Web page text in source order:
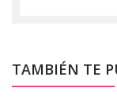
TAMBIÉN TE